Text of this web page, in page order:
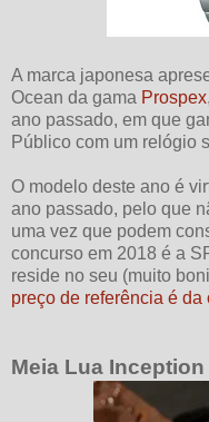
A marca japonesa
Ocean da gama Prospex
ano passado, em que
Público com um relógio
O modelo deste ano é
ano passado, pelo que
uma vez que podem
concurso em 2018 é a
reside no seu (muito
preço de referência é
Meia Lua Inception